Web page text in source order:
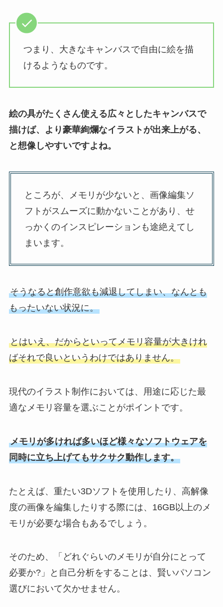
つまり、大きなキャンバスで自由に絵を描
けるようなものです。
絵の具がたくさん使える広々としたキャンバスで
描けば、より豪華絢爛なイラストが出来上がる、
と想像しやすいですよね。
ところが、メモリが少ないと、画像編集ソ
フトがスムーズに動かないことがあり、せ
っかくのインスピレーションも途絶えてし
まいます。
そうなると創作意欲も減退してしまい、なんとも
もったいない状況に。
とはいえ、だからといってメモリ容量が大きけれ
ばそれで良いというわけではありません。
現代のイラスト制作においては、用途に応じた最
適なメモリ容量を選ぶことがポイントです。
メモリが多ければ多いほど様々なソフトウェアを
同時に立ち上げてもサクサク動作します。
たとえば、重たい3Dソフトを使用したり、高解像
度の画像を編集したりする際には、16GB以上のメ
モリが必要な場合もあるでしょう。
そのため、「どれぐらいのメモリが自分にとって
必要か?」と自己分析をすることは、賢いパソコン
選びにおいて欠かせません。